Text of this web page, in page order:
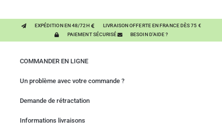
EXPÉDITION EN 48/72H
LIVRAISON OFFERTE EN FRANCE DÈS 75 €
PAIEMENT SÉCURISÉ
BESOIN D'AIDE ?
COMMANDER EN LIGNE
Un problème avec votre commande ?
Demande de rétractation
Informations livraisons